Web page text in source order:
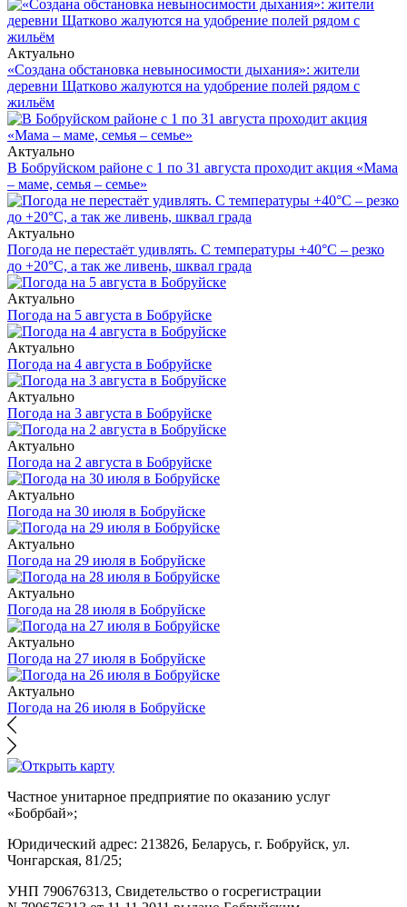
Актуально
«Создана обстановка невыносимости дыхания»: жители
деревни Щатково жалуются на удобрение полей рядом с
жильём
Актуально
В Бобруйском районе с 1 по 31 августа проходит акция «Мама
– маме, семья – семье»
Актуально
Погода не перестаёт удивлять. С температуры +40°С – резко
до +20°С, а так же ливень, шквал града
Актуально
Погода на 5 августа в Бобруйске
Актуально
Погода на 4 августа в Бобруйске
Актуально
Погода на 3 августа в Бобруйске
Актуально
Погода на 2 августа в Бобруйске
Актуально
Погода на 30 июля в Бобруйске
Актуально
Погода на 29 июля в Бобруйске
Актуально
Погода на 28 июля в Бобруйске
Актуально
Погода на 27 июля в Бобруйске
Актуально
Погода на 26 июля в Бобруйске
Частное унитарное предприятие по оказанию услуг
«Бобрбай»;
Юридический адрес: 213826, Беларусь, г. Бобруйск, ул.
Чонгарская, 81/25;
УНП 790676313, Свидетельство о госрегистрации